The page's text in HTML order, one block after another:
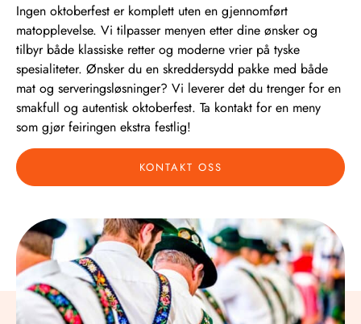
Ingen oktoberfest er komplett uten en gjennomført
matopplevelse. Vi tilpasser menyen etter dine ønsker og
tilbyr både klassiske retter og moderne vrier på tyske
spesialiteter. Ønsker du en skreddersydd pakke med både
mat og serveringsløsninger? Vi leverer det du trenger for en
smakfull og autentisk oktoberfest. Ta kontakt for en meny
som gjør feiringen ekstra festlig!
KONTAKT OSS